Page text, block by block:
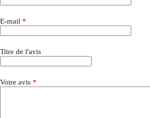
E-mail *
Titre de l'avis
Votre avis *